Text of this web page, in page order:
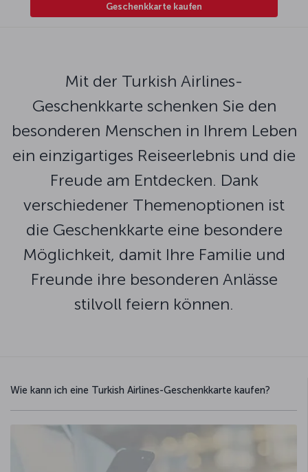
Geschenkkarte kaufen
Mit der Turkish Airlines-
Geschenkkarte schenken Sie den
besonderen Menschen in Ihrem Leben
ein einzigartiges Reiseerlebnis und die
Freude am Entdecken. Dank
verschiedener Themenoptionen ist
die Geschenkkarte eine besondere
Möglichkeit, damit Ihre Familie und
Freunde ihre besonderen Anlässe
stilvoll feiern können.
Wie kann ich eine Turkish Airlines-Geschenkkarte kaufen?